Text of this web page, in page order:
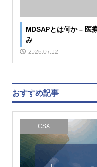
MDSAPとは何か – 医
み
2026.07.12
おすすめ記事
CSA